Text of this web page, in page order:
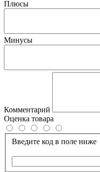
Плюсы
Минусы
Комментарий
Оценка товара
Введите код в поле ниже